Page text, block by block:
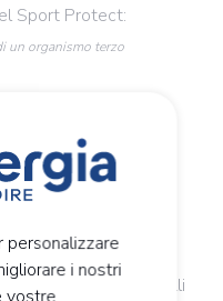
Sport Protect:
un organismo terzo
in caso di
l’organismo è
inquinanti e/o metalli
personalizzare
i nostri